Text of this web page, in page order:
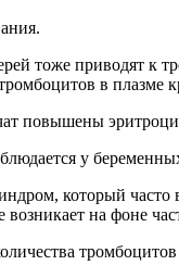
тоже приводят к
в плазме
повышены
у
который часто
возникает на фоне